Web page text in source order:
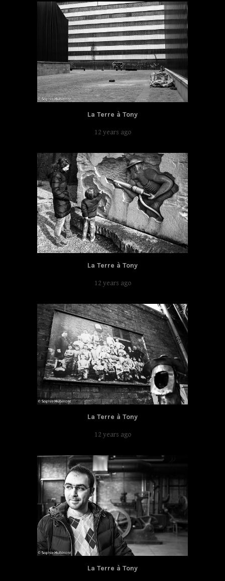
La Terre à Tony
12 years ago
La Terre à Tony
12 years ago
La Terre à Tony
12 years ago
La Terre à Tony